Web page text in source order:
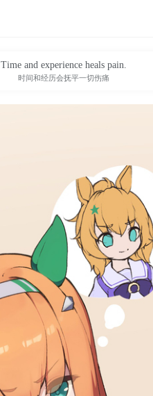
Time and experience heals pain.
时间和经历会抚平一切伤痛